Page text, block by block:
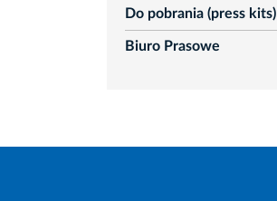
Do pobrania (press kits)
Biuro Prasowe
rozwiń